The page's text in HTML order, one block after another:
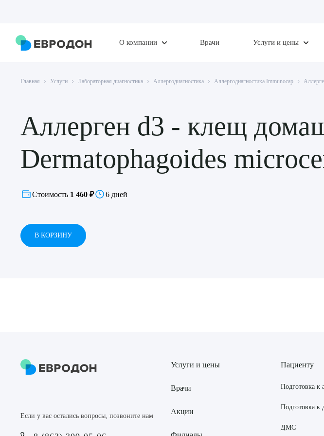
О компании Врачи Услуги и цены
Главная Услуги Лабораторная диагностика Аллергодиагностика Аллергодиагностика Immunocap
Аллерген d3 - клещ
Dermatophagoides
Стоимость 1 460 ₽ 6 дней
В КОРЗИНУ
Если у вас остались вопросы, позвоните нам
Услуги и цены
Врачи
Акции
Пациенту
Подготовка к
Подготовка к
ДМС